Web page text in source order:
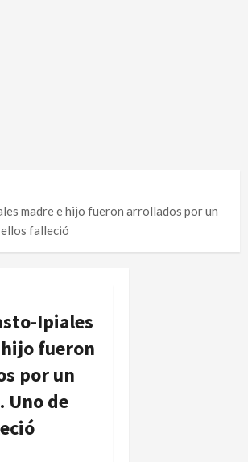
madre e hijo fueron arrollados por un
falleció
Ipiales
fueron
por un
Uno de